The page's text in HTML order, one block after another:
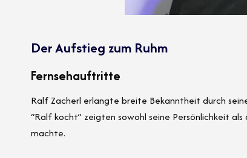
Der Aufstieg zum Ruhm
Fernsehauftritte
Ralf Zacherl erlangte breite Bekanntheit durch
“Ralf kocht” zeigten sowohl seine Persönlichkeit als
machte.